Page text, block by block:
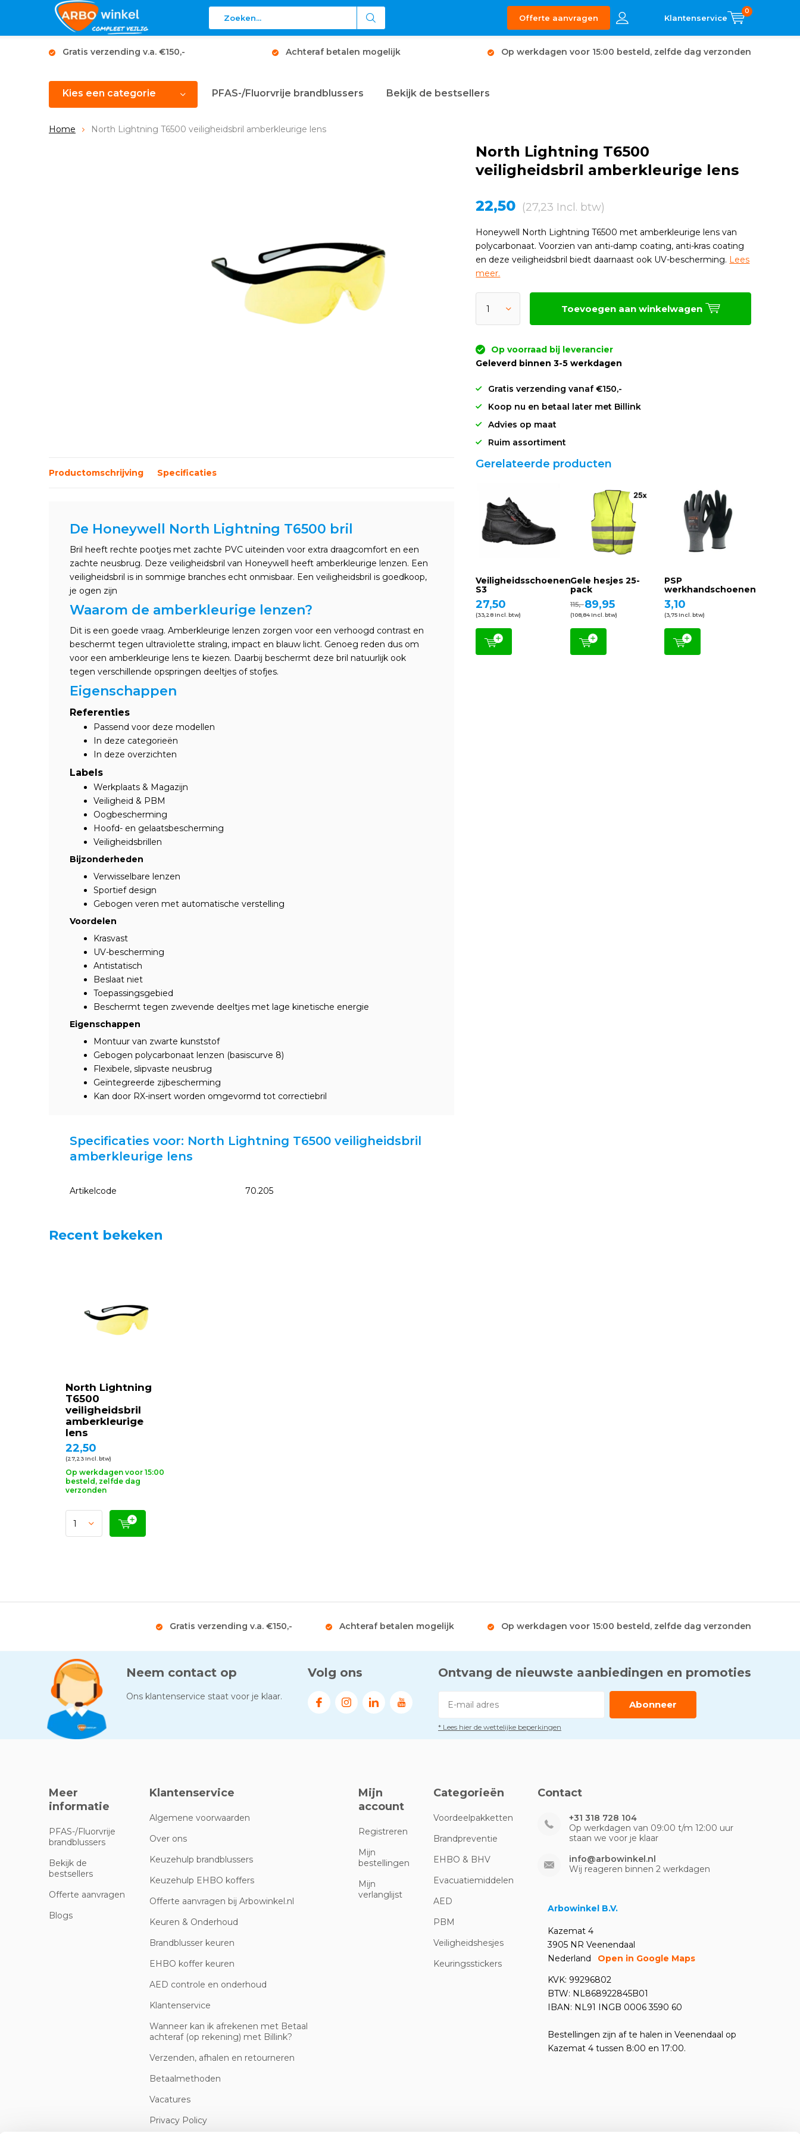
Offerte aanvragen
0
Gratis verzending v.a. €150,- Achteraf betalen mogelijk Op werkdagen voor 15:00 besteld, zelfde dag verzonden
Kies een categorie PFAS-/Fluorvrije brandblussers Bekijk de bestsellers
Home North Lightning T6500 veiligheidsbril amberkleurige lens
North Lightning T6500
veiligheidsbril amberkleurige lens
22,50 (27,23 Incl. btw)
Honeywell North Lightning T6500 met amberkleurige lens van
polycarbonaat. Voorzien van anti-damp coating, anti-kras coating
en deze veiligheidsbril biedt daarnaast ook UV-bescherming. Lees
meer.
Toevoegen aan winkelwagen
Op voorraad bij leverancier
Geleverd binnen 3-5 werkdagen
Gratis verzending vanaf €150,-
Koop nu en betaal later met Billink
Advies op maat
Ruim assortiment
Productomschrijving Specificaties
De Honeywell North Lightning T6500 bril
Bril heeft rechte pootjes met zachte PVC uiteinden voor extra draagcomfort en een
zachte neusbrug. Deze veiligheidsbril van Honeywell heeft amberkleurige lenzen. Een
veiligheidsbril is in sommige branches echt onmisbaar. Een veiligheidsbril is goedkoop,
je ogen zijn
Waarom de amberkleurige lenzen?
Dit is een goede vraag. Amberkleurige lenzen zorgen voor een verhoogd contrast en
beschermt tegen ultraviolette straling, impact en blauw licht. Genoeg reden dus om
voor een amberkleurige lens te kiezen. Daarbij beschermt deze bril natuurlijk ook
tegen verschillende opspringen deeltjes of stofjes.
Eigenschappen
Referenties
Passend voor deze modellen
In deze categorieën
In deze overzichten
Labels
Werkplaats & Magazijn
Veiligheid & PBM
Oogbescherming
Hoofd- en gelaatsbescherming
Veiligheidsbrillen
Bijzonderheden
Verwisselbare lenzen
Sportief design
Gebogen veren met automatische verstelling
Voordelen
Krasvast
UV-bescherming
Antistatisch
Beslaat niet
Toepassingsgebied
Beschermt tegen zwevende deeltjes met lage kinetische energie
Eigenschappen
Montuur van zwarte kunststof
Gebogen polycarbonaat lenzen (basiscurve 8)
Flexibele, slipvaste neusbrug
Geïntegreerde zijbescherming
Kan door RX-insert worden omgevormd tot correctiebril
Specificaties voor: North Lightning T6500 veiligheidsbril
amberkleurige lens
Artikelcode 70.205
Gerelateerde producten
Veiligheidsschoenen
S3
27,50
(33,28 Incl. btw)
Gele hesjes 25-
pack
115,-89,95
(108,84 Incl. btw)
PSP
werkhandschoenen
3,10
(3,75 Incl. btw)
Recent bekeken
North Lightning
T6500
veiligheidsbril
amberkleurige
lens
22,50
(27,23 Incl. btw)
Op werkdagen voor 15:00
besteld, zelfde dag
verzonden
Gratis verzending v.a. €150,- Achteraf betalen mogelijk Op werkdagen voor 15:00 besteld, zelfde dag verzonden
Neem contact op
Ons klantenservice staat voor je klaar.
Volg ons Ontvang de nieuwste aanbiedingen en promoties
Abonneer
* Lees hier de wettelijke beperkingen
Meer
informatie
PFAS-/Fluorvrije
brandblussers
Bekijk de
bestsellers
Offerte aanvragen
Blogs
Klantenservice
Algemene voorwaarden
Over ons
Keuzehulp brandblussers
Keuzehulp EHBO koffers
Offerte aanvragen bij Arbowinkel.nl
Keuren & Onderhoud
Brandblusser keuren
EHBO koffer keuren
AED controle en onderhoud
Klantenservice
Wanneer kan ik afrekenen met Betaal
achteraf (op rekening) met Billink?
Verzenden, afhalen en retourneren
Betaalmethoden
Vacatures
Privacy Policy
Mijn
account
Registreren
Mijn
bestellingen
Mijn
verlanglijst
Categorieën
Voordeelpakketten
Brandpreventie
EHBO & BHV
Evacuatiemiddelen
AED
PBM
Veiligheidshesjes
Keuringsstickers
Contact
+31 318 728 104
Op werkdagen van 09:00 t/m 12:00 uur
staan we voor je klaar
info@arbowinkel.nl
Wij reageren binnen 2 werkdagen
Arbowinkel B.V.
Kazemat 4
3905 NR Veenendaal
Nederland
Open in Google Maps
KVK: 99296802
BTW: NL868922845B01
IBAN: NL91 INGB 0006 3590 60
Bestellingen zijn af te halen in Veenendaal op
Kazemat 4 tussen 8:00 en 17:00.